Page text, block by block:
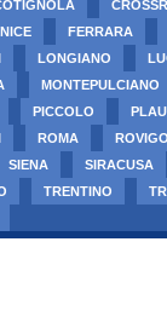
FERRARA
LONGIANO
MONTEPULCIANO
PICCOLO
ROMA
SIENA
SIRACUSA
TRENTINO